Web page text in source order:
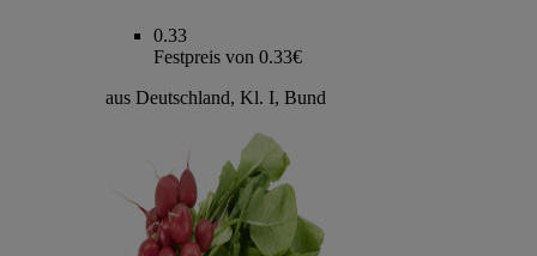
0.33
Festpreis von 0.33€
aus Deutschland, Kl. I, Bund